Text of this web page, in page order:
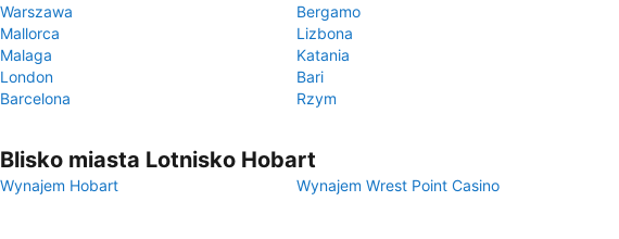
Warszawa
Bergamo
Mallorca
Lizbona
Malaga
Katania
London
Bari
Barcelona
Rzym
Blisko miasta Lotnisko Hobart
Wynajem Hobart Wynajem Wrest Point Casino